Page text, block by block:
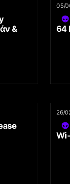
&
05/
64
26/